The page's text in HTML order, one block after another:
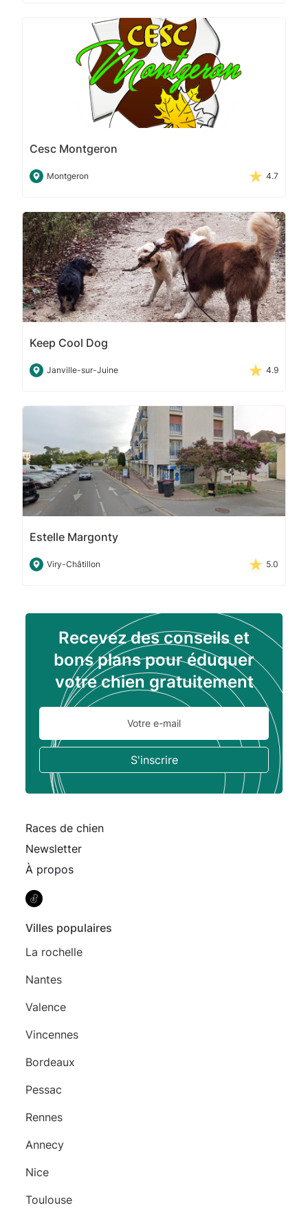
Cesc Montgeron
Montgeron 4.7
Keep Cool Dog
Janville-sur-Juine 4.9
Estelle Margonty
Viry-Châtillon 5.0
Recevez des conseils et
bons plans pour éduquer
votre chien gratuitement
Races de chien
Newsletter
À propos
Villes populaires
La rochelle
Nantes
Valence
Vincennes
Bordeaux
Pessac
Rennes
Annecy
Nice
Toulouse